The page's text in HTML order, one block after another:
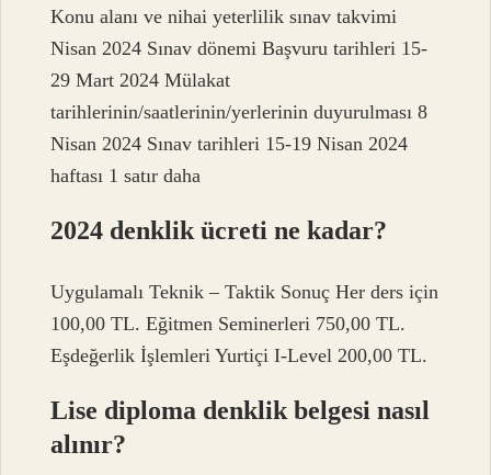
Konu alanı ve nihai yeterlilik sınav takvimi
Nisan 2024 Sınav dönemi Başvuru tarihleri ​​15-
29 Mart 2024 Mülakat
tarihlerinin/saatlerinin/yerlerinin duyurulması 8
Nisan 2024 Sınav tarihleri ​​15-19 Nisan 2024
haftası 1 satır daha
2024 denklik ücreti ne kadar?
Uygulamalı Teknik – Taktik Sonuç Her ders için
100,00 TL. Eğitmen Seminerleri 750,00 TL.
Eşdeğerlik İşlemleri Yurtiçi I-Level 200,00 TL.
Lise diploma denklik belgesi nasıl
alınır?